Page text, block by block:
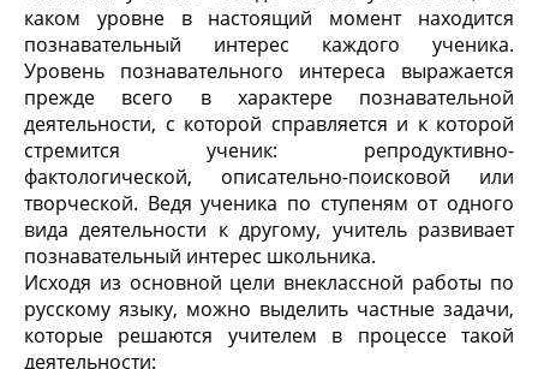
каком уровне в настоящий момент находится
познавательный интерес каж­дого ученика.
Уровень познавательного интереса выражается
прежде всего в характере познавательной
деятельности, с кото­рой справляется и к которой
стремится ученик: репродуктивно-
фактологической, описательно-поисковой или
творческой. Ведя ученика по ступеням от одного
вида деятельности к другому, учитель развивает
познавательный интерес школьника.
Исходя из основной цели внеклассной работы по
русскому языку, можно выделить частные задачи,
которые решаются учителем в процессе такой
деятельности: